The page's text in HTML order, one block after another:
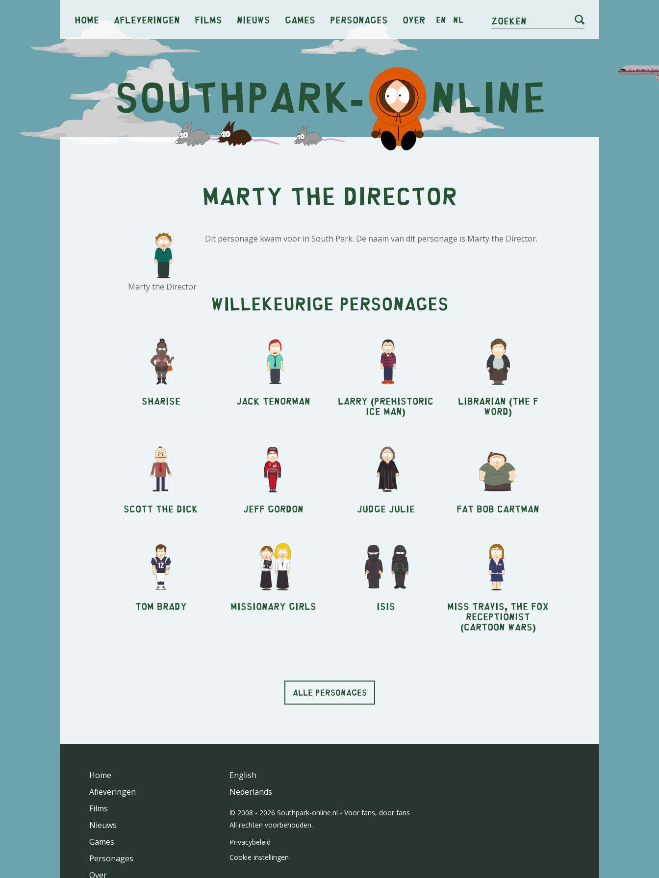
Home Afleveringen Films Nieuws Games Personages Over en nl Zoeken
Marty the Director
Marty the Director
Dit personage kwam voor in South Park. De naam van dit personage is Marty the Director.
Willekeurige personages
Sharise Jack Tenorman Larry (Prehistoric
Ice Man)
Librarian (The F
Word)
Scott the Dick Jeff Gordon Judge Julie Fat Bob Cartman
Tom Brady Missionary Girls ISIS Miss Travis, the FOX
Receptionist
(Cartoon Wars)
ALLE PERSONAGES
Home
Afleveringen
Films
Nieuws
Games
Personages
Over
English
Nederlands
© 2008 - 2026 Southpark-online.nl - Voor fans, door fans
All rechten voorbehouden.
Privacybeleid
Cookie instellingen